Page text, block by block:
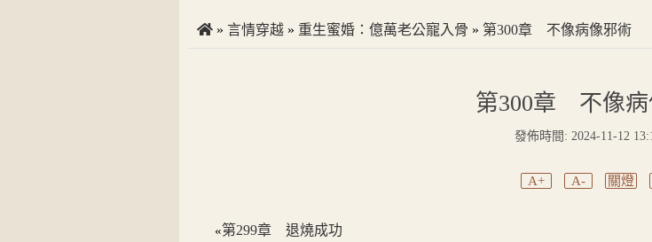
» 言情穿越 » 重生蜜婚：億萬老公寵入骨 » 第300章 不像病像邪術
第300章 不像病
發佈時間: 2024-11-12
A+ A- 關燈
«第299章 退燒成功